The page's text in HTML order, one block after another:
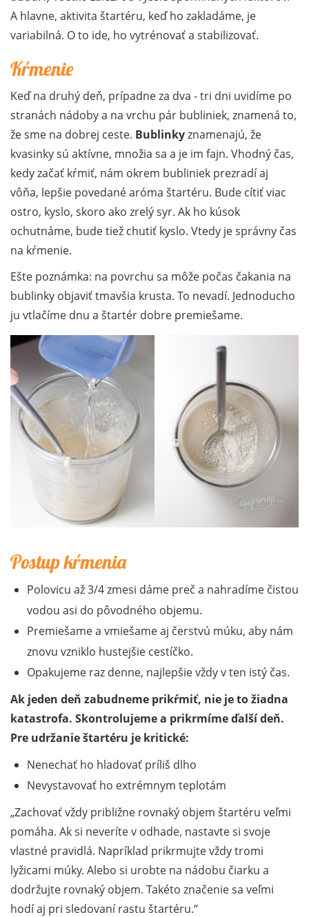
A hlavne, aktivita štartéru, keď ho zakladáme, je
variabilná. O to ide, ho vytrénovať a stabilizovať.
Kŕmenie
Keď na druhý deň, prípadne za dva - tri dni uvidíme po
stranách nádoby a na vrchu pár bubliniek, znamená to,
že sme na dobrej ceste. Bublinkyznamenajú, že
kvasinky sú aktívne, množia sa a je im fajn. Vhodný čas,
kedy začať kŕmiť, nám okrem bubliniek prezradí aj
vôňa, lepšie povedané aróma štartéru. Bude cítiť viac
ostro, kyslo, skoro ako zrelý syr. Ak ho kúsok
ochutnáme, bude tiež chutiť kyslo. Vtedy je správny čas
na kŕmenie.
Ešte poznámka: na povrchu sa môže počas čakania na
bublinky objaviť tmavšia krusta. To nevadí. Jednoducho
ju vtlačíme dnu a štartér dobre premiešame.
Postup kŕmenia
Polovicu až 3/4 zmesi dáme preč a nahradíme čistou
vodou asi do pôvodného objemu.
Premiešame a vmiešame aj čerstvú múku, aby nám
znovu vzniklo hustejšie cestíčko.
Opakujeme raz denne, najlepšie vždy v ten istý čas.
Ak jeden deň zabudneme prikŕmiť, nie je to žiadna
katastrofa. Skontrolujeme a prikrmíme ďalší deň.
Pre udržanie štartéru je kritické:
Nenechať ho hladovať príliš dlho
Nevystavovať ho extrémnym teplotám
Zachovať vždy približne rovnaký objem štartéru veľmi
pomáha. Ak si neveríte v odhade, nastavte si svoje
vlastné pravidlá. Napríklad prikrmujte vždy tromi
lyžicami múky. Alebo si urobte na nádobu čiarku a
dodržujte rovnaký objem. Takéto značenie sa veľmi
hodí aj pri sledovaní rastu štartéru.